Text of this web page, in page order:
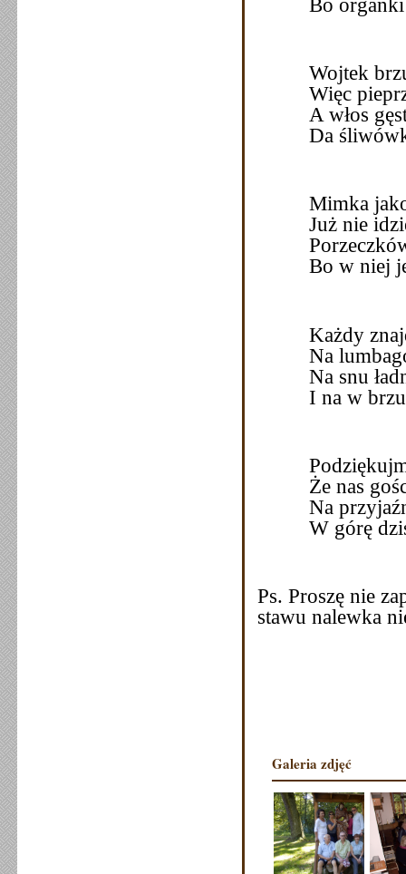
Wojtek
Więc
A włos
Da
Mimka
Już nie
Bo w niej
Każdy
Na
Na snu
I na w
Że nas
Na
W górę
Ps. Proszę nie
stawu nalewka
Galeria zdjęć